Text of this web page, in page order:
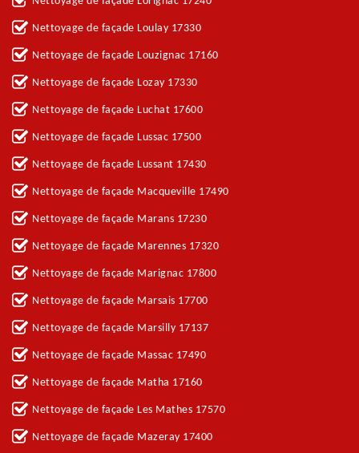
Nettoyage de façade Loulay 17330
Nettoyage de façade Louzignac 17160
Nettoyage de façade Lozay 17330
Nettoyage de façade Luchat 17600
Nettoyage de façade Lussac 17500
Nettoyage de façade Lussant 17430
Nettoyage de façade Macqueville 17490
Nettoyage de façade Marans 17230
Nettoyage de façade Marennes 17320
Nettoyage de façade Marignac 17800
Nettoyage de façade Marsais 17700
Nettoyage de façade Marsilly 17137
Nettoyage de façade Massac 17490
Nettoyage de façade Matha 17160
Nettoyage de façade Les Mathes 17570
Nettoyage de façade Mazeray 17400